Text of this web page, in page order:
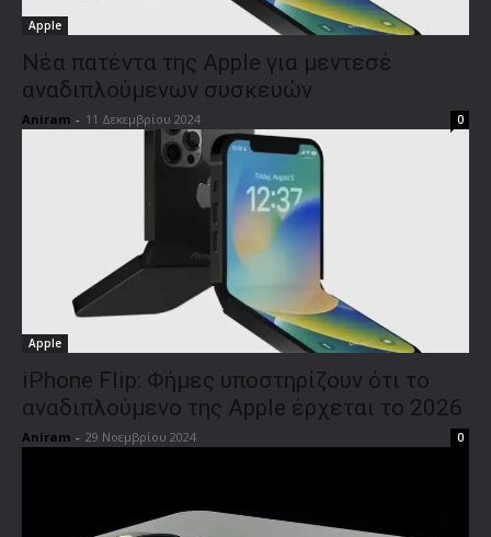
Apple
Νέα πατέντα της Apple για μεντεσέ
αναδιπλούμενων συσκευών
Aniram - 11 Δεκεμβρίου 2024 0
Apple
iPhone Flip: Φήμες υποστηρίζουν ότι το
αναδιπλούμενο της Apple έρχεται το 2026
Aniram - 29 Νοεμβρίου 2024 0